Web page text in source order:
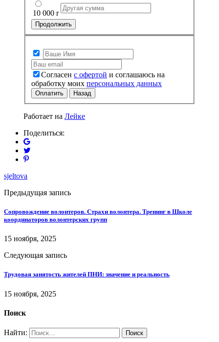
10 000 r
Продолжить
Согласен с офертой
обработку моих персональных данных
Оплатить Назад
Работает на Лейке
Поделиться:
sjeltova
Предыдущая запись
Сопровождение волонтеров. Страхи волонтера. Тренинг в Школе
координаторов волонтерских групп
15 ноября, 2025
Следующая запись
Трудовая занятость жителей ПНИ: значение и реальность
15 ноября, 2025
Поиск
Найти: